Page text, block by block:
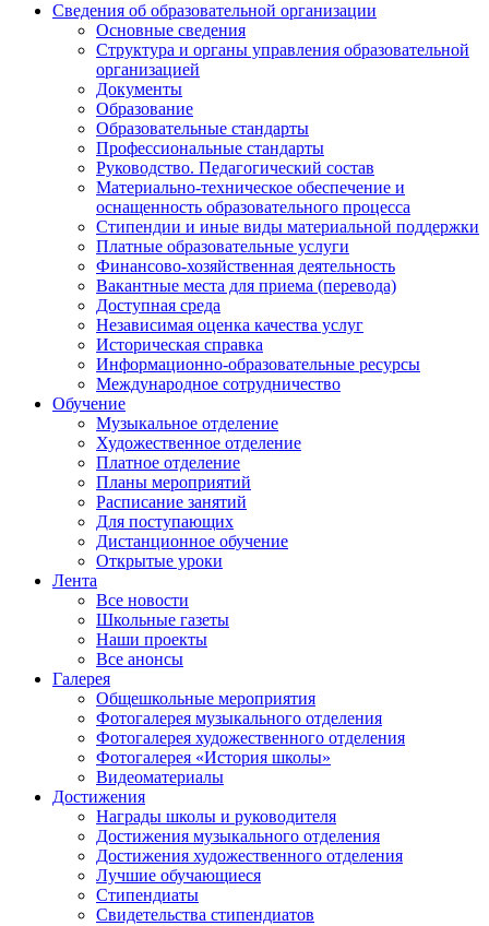
Сведения об образовательной организации
Основные сведения
Структура и органы управления образовательной
организацией
Документы
Образование
Образовательные стандарты
Профессиональные стандарты
Руководство. Педагогический состав
Материально-техническое обеспечение и
оснащенность образовательного процесса
Стипендии и иные виды материальной поддержки
Платные образовательные услуги
Финансово-хозяйственная деятельность
Вакантные места для приема (перевода)
Доступная среда
Независимая оценка качества услуг
Историческая справка
Информационно-образовательные ресурсы
Международное сотрудничество
Обучение
Музыкальное отделение
Художественное отделение
Платное отделение
Планы мероприятий
Расписание занятий
Для поступающих
Дистанционное обучение
Открытые уроки
Лента
Все новости
Школьные газеты
Наши проекты
Все анонсы
Галерея
Общешкольные мероприятия
Фотогалерея музыкального отделения
Фотогалерея художественного отделения
Фотогалерея «История школы»
Видеоматериалы
Достижения
Награды школы и руководителя
Достижения музыкального отделения
Достижения художественного отделения
Лучшие обучающиеся
Стипендиаты
Свидетельства стипендиатов